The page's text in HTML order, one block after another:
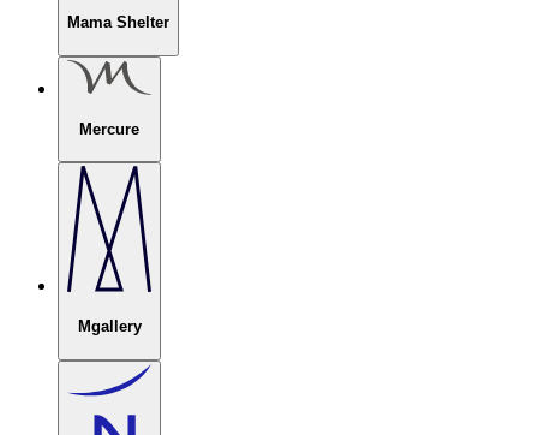
Mama Shelter
Mercure
Mgallery